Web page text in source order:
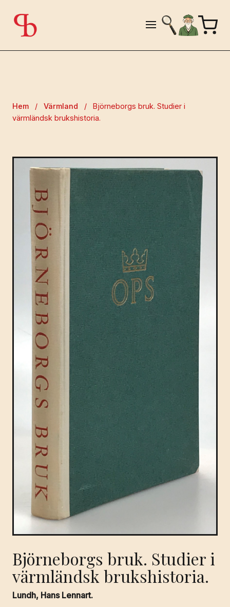
Hem / Värmland /
Björneborgs bruk. Studier i
värmländsk brukshistoria.
Björneborgs bruk. Studier i
värmländsk brukshistoria.
Lundh, Hans Lennart.